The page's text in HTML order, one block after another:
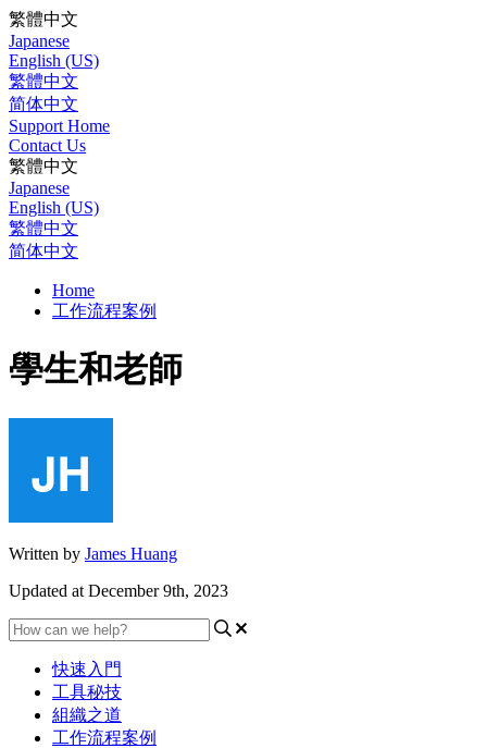
繁體中文
Japanese
English (US)
繁體中文
简体中文
Support Home
Contact Us
繁體中文
Japanese
English (US)
繁體中文
简体中文
Home
工作流程案例
學生和老師
Written by James Huang
Updated at December 9th, 2023
快速入門
工具秘技
組織之道
工作流程案例